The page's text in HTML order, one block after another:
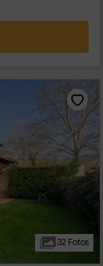
32 Fotos